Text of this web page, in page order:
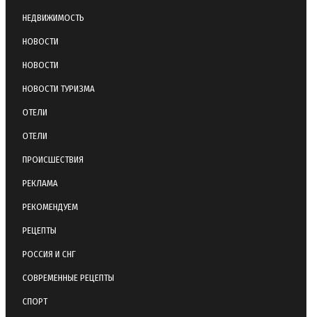
НЕДВИЖИМОСТЬ
НОВОСТИ
НОВОСТИ
НОВОСТИ ТУРИЗМА
ОТЕЛИ
ОТЕЛИ
ПРОИСШЕСТВИЯ
РЕКЛАМА
РЕКОМЕНДУЕМ
РЕЦЕПТЫ
РОССИЯ И СНГ
СОВРЕМЕННЫЕ РЕЦЕПТЫ
СПОРТ